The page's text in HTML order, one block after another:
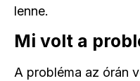
lenne.
Mi volt a
A probléma az órán